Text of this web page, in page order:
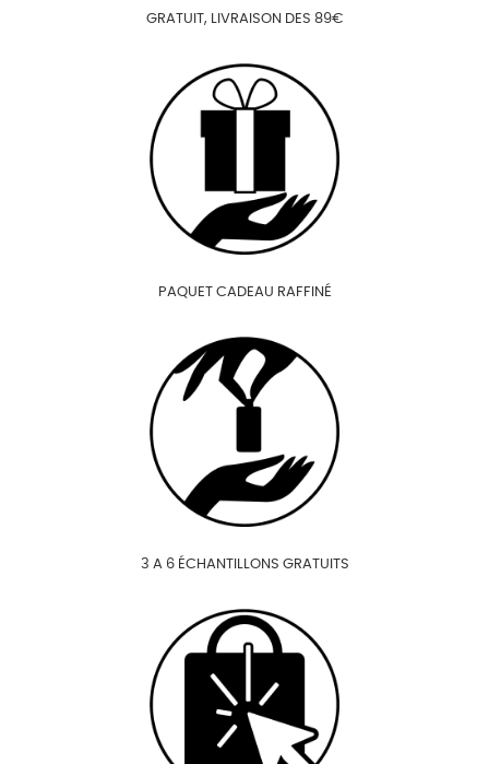
GRATUIT, LIVRAISON DES 89€
PAQUET CADEAU RAFFINÉ
3 A 6 ÉCHANTILLONS GRATUITS